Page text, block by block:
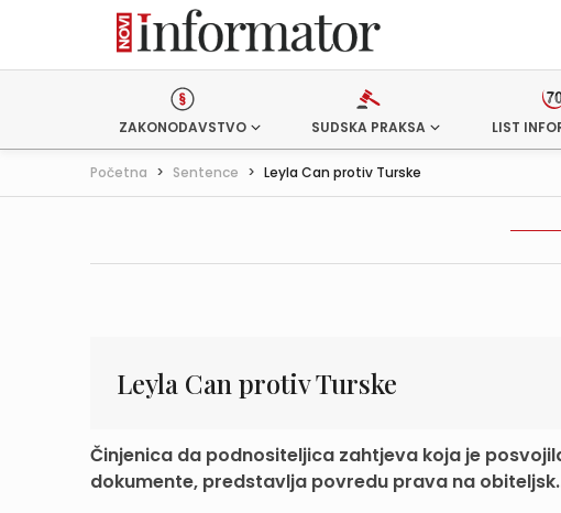
ZAKONODAVSTVO SUDSKA PRAKSA LIST
Početna > Sentence > Leyla Can protiv Turske
Leyla Can protiv Turske
Činjenica da podnositeljica zahtjeva koja je
dokumente, predstavlja povredu prava na